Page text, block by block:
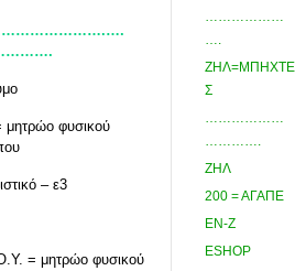
φυσικού
– ε3
μητρώο φυσικού
………………
….
ΖΗΛ=ΜΠΗΧΤΕ
Σ
………………
………….
ΖΗΛ
200 = ΑΓΑΠΕ
ΕΝ-Ζ
ESHOP